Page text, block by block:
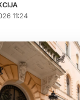
11:24